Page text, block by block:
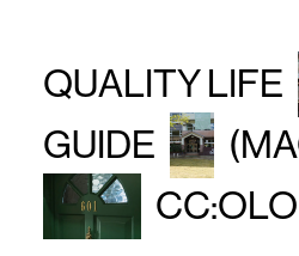
QUALITY LIFE
GUIDE